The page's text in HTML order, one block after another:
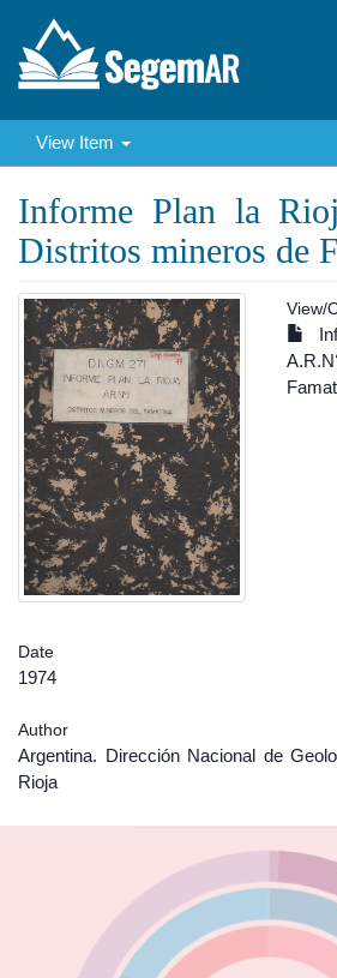
View Item
Informe Plan la
Distritos mineros de
View/
Date
1974
Author
Argentina. Dirección Nacional de
Rioja